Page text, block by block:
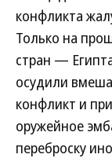
конфликта
Только на
стран —
осудили
конфликт и
оружейное
переброску